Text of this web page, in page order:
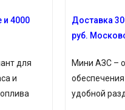
и 4000
для
и
Доставка
руб.
Мини АЗС –
удобной